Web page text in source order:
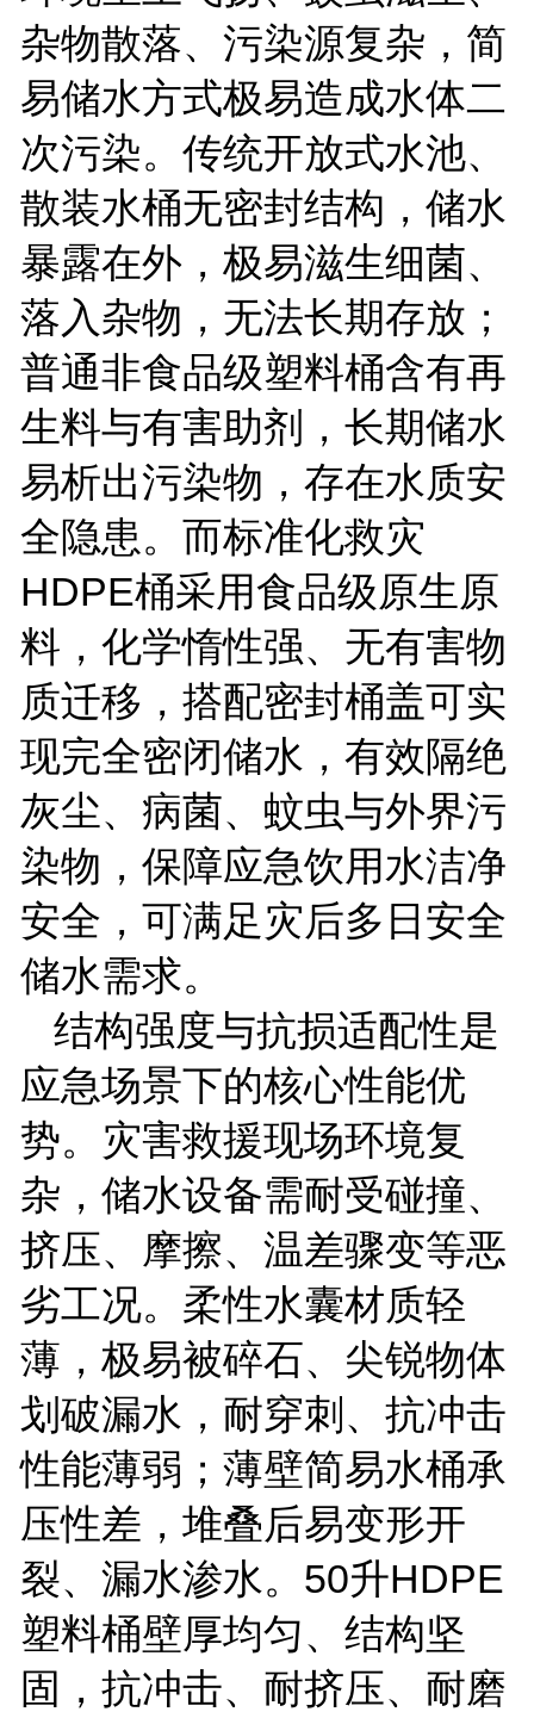
杂物散落、污染源复杂，简
易储水方式极易造成水体二
次污染。传统开放式水池、
散装水桶无密封结构，储水
暴露在外，极易滋生细菌、
落入杂物，无法长期存放；
普通非食品级塑料桶含有再
生料与有害助剂，长期储水
易析出污染物，存在水质安
全隐患。而标准化救灾
HDPE桶采用食品级原生原
料，化学惰性强、无有害物
质迁移，搭配密封桶盖可实
现完全密闭储水，有效隔绝
灰尘、病菌、蚊虫与外界污
染物，保障应急饮用水洁净
安全，可满足灾后多日安全
储水需求。
结构强度与抗损适配性是
应急场景下的核心性能优
势。灾害救援现场环境复
杂，储水设备需耐受碰撞、
挤压、摩擦、温差骤变等恶
劣工况。柔性水囊材质轻
薄，极易被碎石、尖锐物体
划破漏水，耐穿刺、抗冲击
性能薄弱；薄壁简易水桶承
压性差，堆叠后易变形开
裂、漏水渗水。 50升HDPE
塑料桶壁厚均匀、结构坚
固，抗冲击、耐挤压、耐磨